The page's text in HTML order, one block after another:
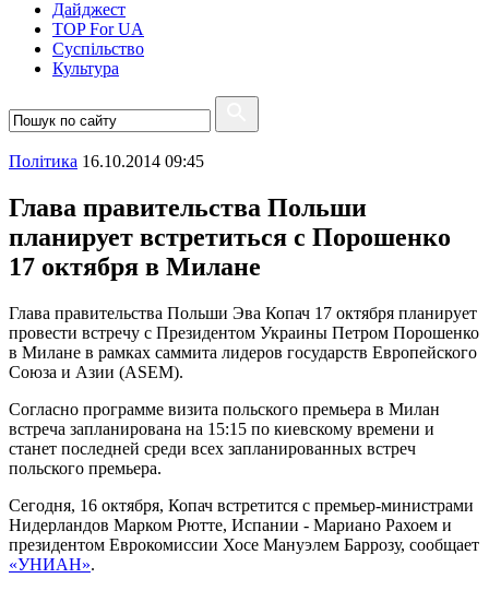
Дайджест
TOP For UA
Суспiльство
Культура
Полiтика 16.10.2014 09:45
Глава правительства Польши
планирует встретиться с Порошенко
17 октября в Милане
Глава правительства Польши Эва Копач 17 октября планирует
провести встречу с Президентом Украины Петром Порошенко
в Милане в рамках саммита лидеров государств Европейского
Союза и Азии (ASEM).
Согласно программе визита польского премьера в Милан
встреча запланирована на 15:15 по киевскому времени и
станет последней среди всех запланированных встреч
польского премьера.
Сегодня, 16 октября, Копач встретится с премьер-министрами
Нидерландов Марком Рютте, Испании - Мариано Рахоем и
президентом Еврокомиссии Хосе Мануэлем Баррозу, сообщает
«УНИАН».